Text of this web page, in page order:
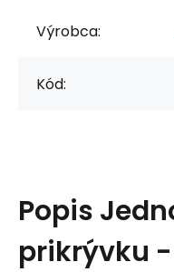
Výrobca:
Kód:
Popis
prikrývku